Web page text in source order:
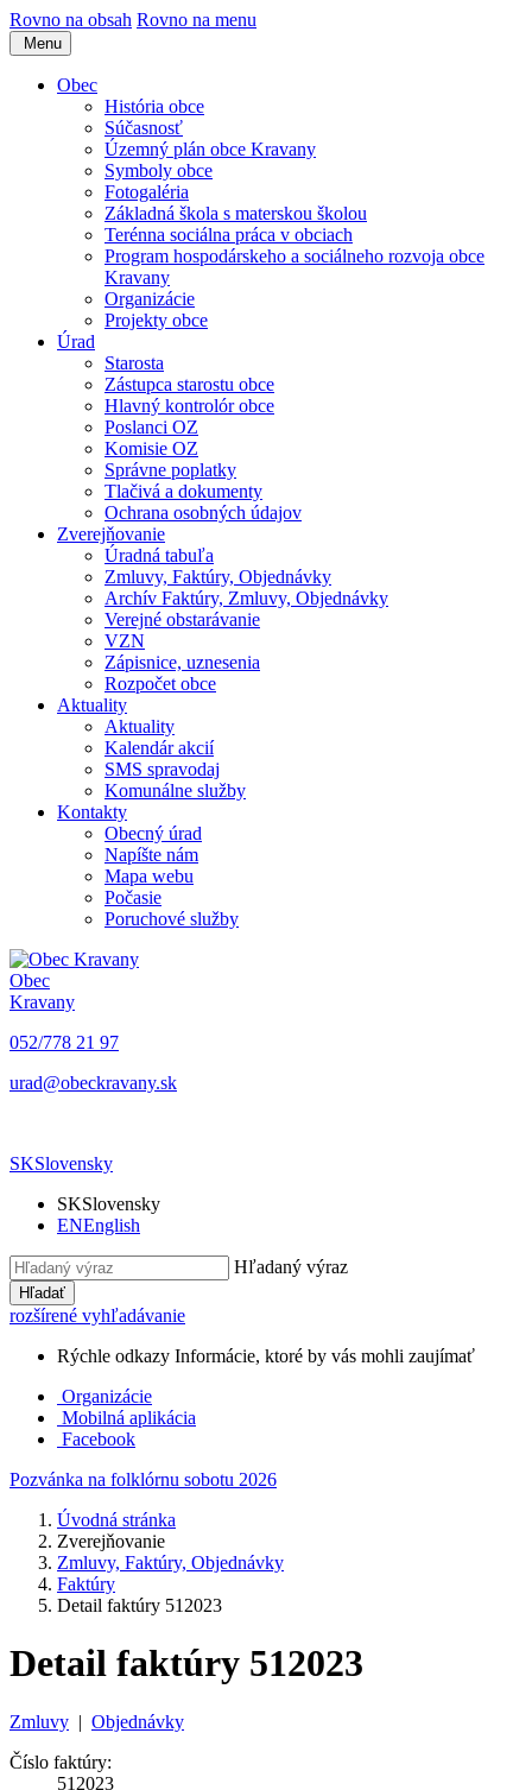
Rovno na obsah Rovno na menu
Menu
Obec
História obce
Súčasnosť
Územný plán obce Kravany
Symboly obce
Fotogaléria
Základná škola s materskou školou
Terénna sociálna práca v obciach
Program hospodárskeho a sociálneho rozvoja obce
Kravany
Organizácie
Projekty obce
Úrad
Starosta
Zástupca starostu obce
Hlavný kontrolór obce
Poslanci OZ
Komisie OZ
Správne poplatky
Tlačivá a dokumenty
Ochrana osobných údajov
Zverejňovanie
Úradná tabuľa
Zmluvy, Faktúry, Objednávky
Archív Faktúry, Zmluvy, Objednávky
Verejné obstarávanie
VZN
Zápisnice, uznesenia
Rozpočet obce
Aktuality
Aktuality
Kalendár akcií
SMS spravodaj
Komunálne služby
Kontakty
Obecný úrad
Napíšte nám
Mapa webu
Počasie
Poruchové služby
Obec
Kravany
052/778 21 97
urad@obeckravany.sk
SKSlovensky
SKSlovensky
ENEnglish
Hľadaný výraz
Hľadať
rozšírené vyhľadávanie
Rýchle odkazy Informácie, ktoré by vás mohli zaujímať
Organizácie
Mobilná aplikácia
Facebook
Pozvánka na folklórnu sobotu 2026
Úvodná stránka
Zverejňovanie
Zmluvy, Faktúry, Objednávky
Faktúry
Detail faktúry 512023
Detail faktúry 512023
Zmluvy | Objednávky
Číslo faktúry:
512023